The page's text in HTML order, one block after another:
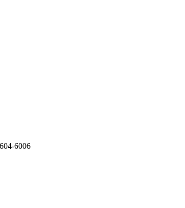
6006